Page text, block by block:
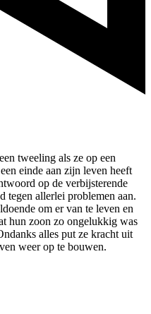
tweeling als ze op een
einde aan zijn leven heeft
op de verbijsterende
tegen allerlei problemen aan.
om er van te leven en
hun zoon zo ongelukkig was
alles put ze kracht uit
weer op te bouwen.